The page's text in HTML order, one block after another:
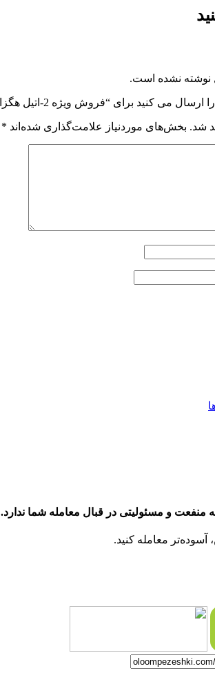
نوشته نشده است.
برای “فروش ویژه 2-اتیل هگزانوئیک اسید مرک 800758”
شد. بخش‌های موردنیاز علامت‌گذاری شده‌اند *
منفعت و مسئولیتی در قبال معامله شما ندارد.
آسوده‌تر معامله کنید.